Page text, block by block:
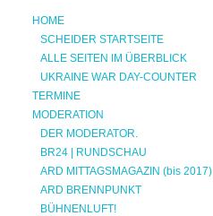
HOME
SCHEIDER STARTSEITE
ALLE SEITEN IM ÜBERBLICK
UKRAINE WAR DAY-COUNTER
TERMINE
MODERATION
DER MODERATOR.
BR24 | RUNDSCHAU
ARD MITTAGSMAGAZIN (bis 2017)
ARD BRENNPUNKT
BÜHNENLUFT!